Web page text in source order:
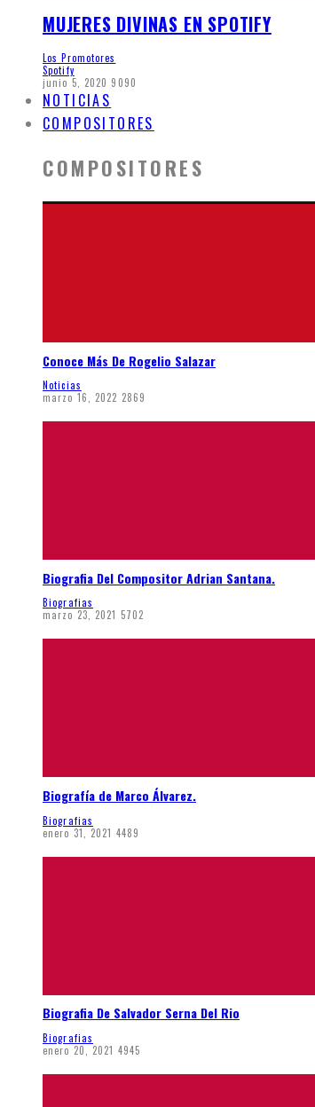
MUJERES DIVINAS EN SPOTIFY
Los Promotores
Spotify
junio 5, 2020 9090
NOTICIAS
COMPOSITORES
COMPOSITORES
Conoce Más De Rogelio Salazar
Noticias
marzo 16, 2022 2869
Biografia Del Compositor Adrian Santana.
Biografias
marzo 23, 2021 5702
Biografía de Marco Álvarez.
Biografias
enero 31, 2021 4489
Biografia De Salvador Serna Del Rio
Biografias
enero 20, 2021 4945